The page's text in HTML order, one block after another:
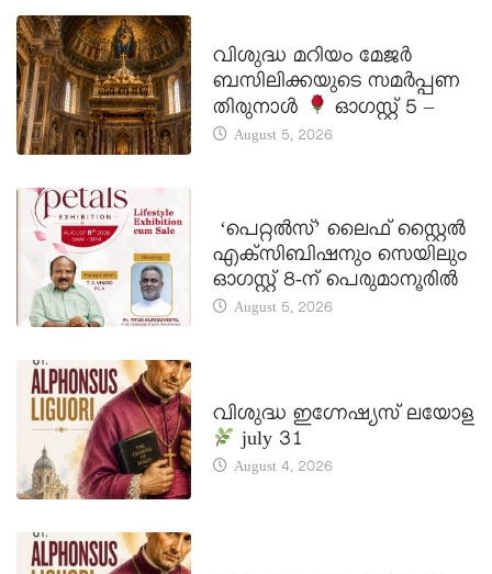
വിശുദ്ധ മറിയം മേജർ
ബസിലിക്കയുടെ സമർപ്പണ
തിരുനാൾ
ഓഗസ്റ്റ് 5 –
August 5, 2026
‘പെറ്റൽസ്’ ലൈഫ് സ്റ്റൈൽ
എക്സിബിഷനും സെയിലും
ഓഗസ്റ്റ് 8-ന് പെരുമാനൂരിൽ
August 5, 2026
വിശുദ്ധ ഇഗ്നേഷ്യസ് ലയോള
july 31
August 4, 2026